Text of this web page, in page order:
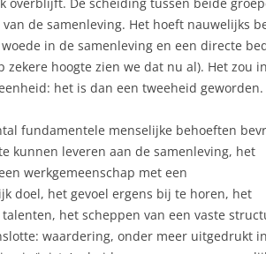
de samenleving. Het hoeft nauwelijks
in de samenleving en een directe
zekere hoogte zien we dat nu al). Het zou
het is dan een tweeheid geworden.
fundamentele menselijke behoeften
kunnen leveren aan de samenleving, het
werkgemeenschap met een
doel, het gevoel ergens bij te horen, het
het scheppen van een vaste
waardering, onder meer uitgedrukt